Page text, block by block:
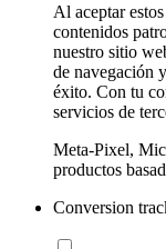
Al aceptar
contenidos
nuestro sitio
de navegación
éxito. Con tu
servicios de
Meta-Pixel,
productos
Conversion